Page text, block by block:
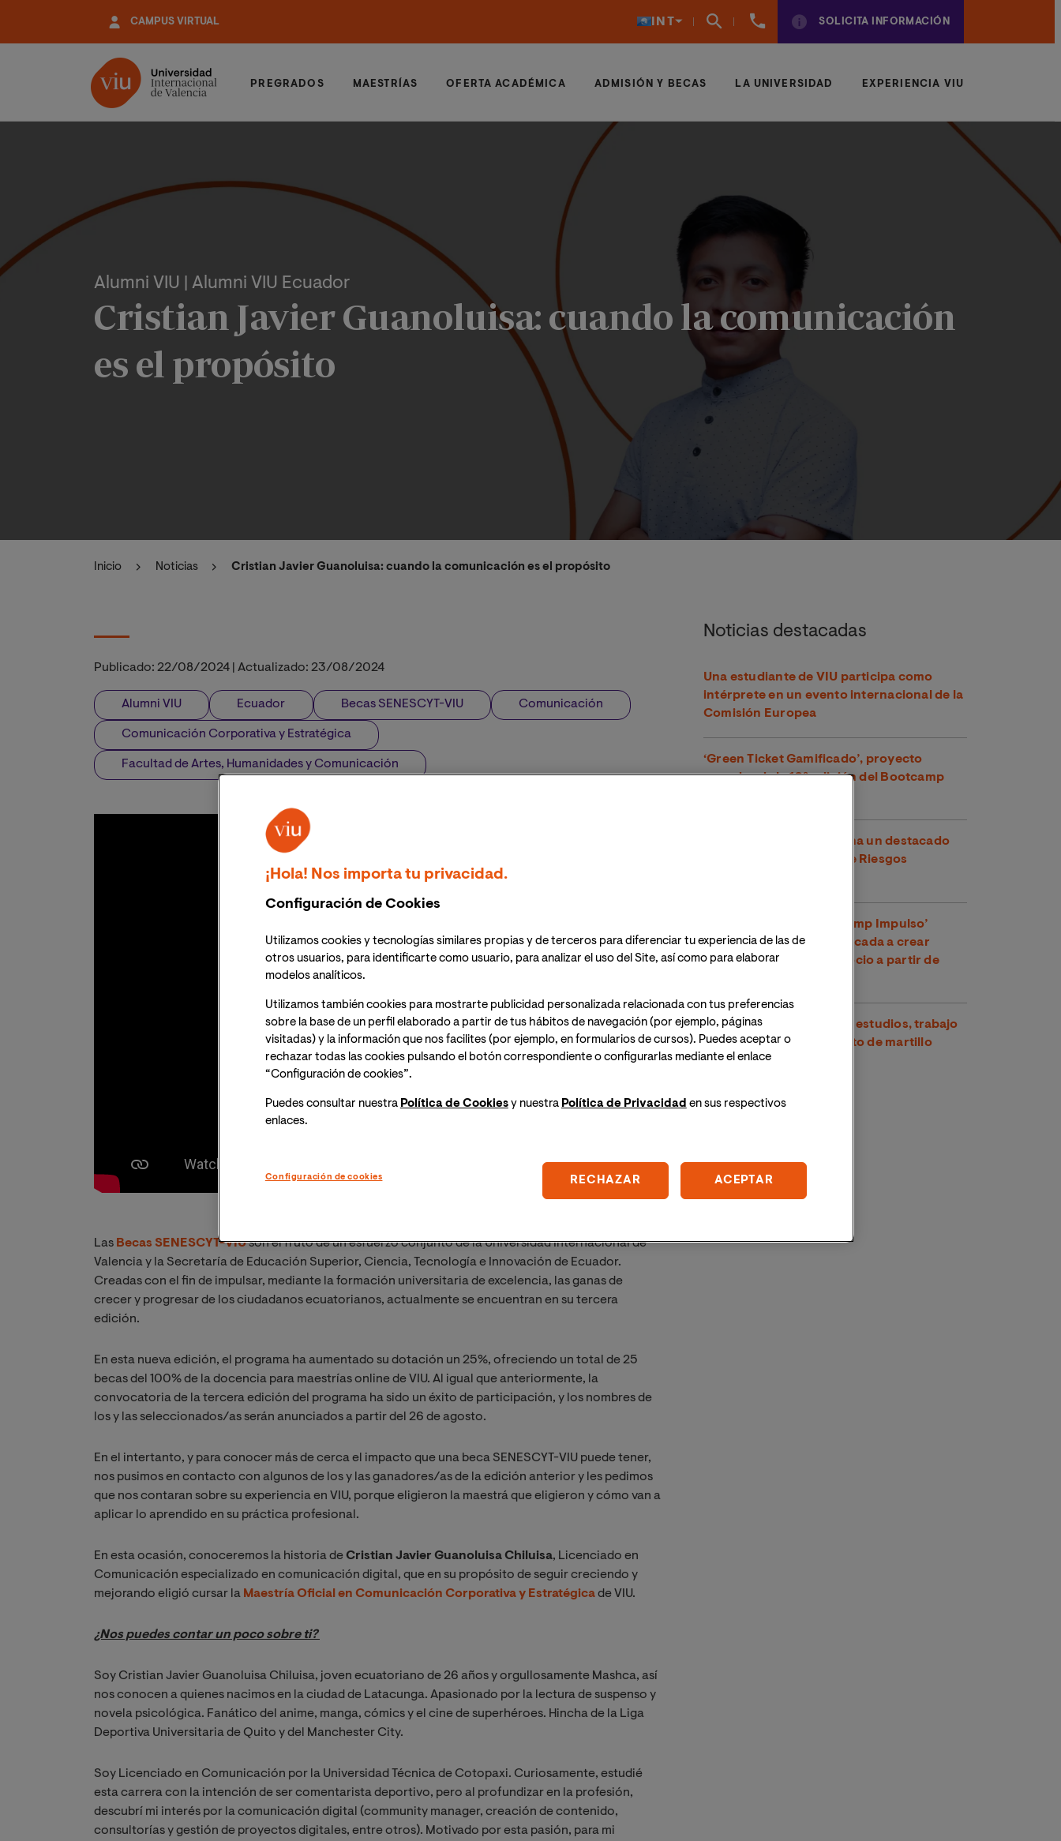
contenido
CAMPUS VIRTUAL INT
961
SOLICITA INFORMACIÓN
PREGRADOS MAESTRÍAS OFERTA ACADÉMICA ADMISIÓN Y BECAS LA UNIVERSIDAD EXPERIENCIA VIU
Alumni VIU | Alumni VIU Ecuador
Cristian Javier Guanoluisa: cuando la comunicación
es el propósito
Inicio Noticias Cristian Javier Guanoluisa: cuando la comunicación es el propósito
Publicado: 22/08/2024 Actualizado: 23/08/2024
Alumni VIU Ecuador Becas SENESCYT-VIU Comunicación
Comunicación Corporativa y Estratégica
Facultad de Artes, Humanidades y Comunicación
Las Becas SENESCYT-VIUson el fruto de un esfuerzo conjunto de la Universidad Internacional de
Valencia y la Secretaría de Educación Superior, Ciencia, Tecnología e Innovación de Ecuador.
Creadas con el fin de impulsar, mediante la formación universitaria de excelencia, las ganas de
crecer y progresar de los ciudadanos ecuatorianos, actualmente se encuentran en su tercera
edición.
En esta nueva edición, el programa ha aumentado su dotación un 25%, ofreciendo un total de 25
becas del 100% de la docencia para maestrías online de VIU. Al igual que anteriormente, la
convocatoria de la tercera edición del programa ha sido un éxito de participación, y los nombres de
los y las seleccionados/as serán anunciados a partir del 26 de agosto.
En el intertanto, y para conocer más de cerca el impacto que una beca SENESCYT-VIU puede tener,
nos pusimos en contacto con algunos de los y las ganadores/as de la edición anterior y les pedimos
que nos contaran sobre su experiencia en VIU, porque eligieron la maestrá que eligieron y cómo van a
aplicar lo aprendido en su práctica profesional.
En esta ocasión, conoceremos la historia deCristian Javier Guanoluisa Chiluisa, Licenciado en
Comunicación especializado en comunicación digital, que en su propósito de seguir creciendo y
mejorando eligió cursar la Maestría Oficial en Comunicación Corporativa y Estratégicade VIU.
¿Nos puedes contar un poco sobre ti?
Soy Cristian Javier Guanoluisa Chiluisa, joven ecuatoriano de 26 años y orgullosamente Mashca, así
nos conocen a quienes nacimos en la ciudad de Latacunga. Apasionado por la lectura de suspenso y
novela psicológica. Fanático del anime, manga, cómics y el cine de superhéroes. Hincha de la Liga
Deportiva Universitaria de Quito y del Manchester City.
Soy Licenciado en Comunicación por la Universidad Técnica de Cotopaxi. Curiosamente, estudié
esta carrera con la intención de ser comentarista deportivo, pero al profundizar en la profesión,
descubrí mi interés por la comunicación digital (community manager, creación de contenido,
consultorías y gestión de proyectos digitales, entre otros). Motivado por esta pasión, para mi
Noticias destacadas
Una estudiante de VIU participa como
intérprete en un evento internacional de la
Comisión Europea
‘Green Ticket Gamificado’, proyecto
ganador de la 10ª edición del Bootcamp
Un estudiante de VIU gana un destacado
premio en Prevención de Riesgos
La IX edición del ‘Bootcamp Impulso’
premia la innovación aplicada a crear
nuevos modelos de negocio a partir de
Lydia Cuesta Fernández: estudios, trabajo
y competir en lanzamiento de martillo
¡Hola! Nos importa tu privacidad.
Configuración de Cookies
Utilizamos cookies y tecnologías similares propias y de terceros para diferenciar tu experiencia de las de
otros usuarios, para identificarte como usuario, para analizar el uso del Site, así como para elaborar
modelos analíticos.
Utilizamos también cookies para mostrarte publicidad personalizada relacionada con tus preferencias
sobre la base de un perfil elaborado a partir de tus hábitos de navegación (por ejemplo, páginas
visitadas) y la información que nos facilites (por ejemplo, en formularios de cursos). Puedes aceptar o
rechazar todas las cookies pulsando el botón correspondiente o configurarlas mediante el enlace
“Configuración de cookies”.
Puedes consultar nuestra Política de Cookiesy nuestra Política de Privacidad en sus respectivos
enlaces.
Configuración de cookies RECHAZAR ACEPTAR